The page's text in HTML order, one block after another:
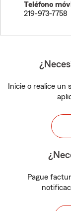
Teléfono
219-973-7758
Inicie o realice un
Pague